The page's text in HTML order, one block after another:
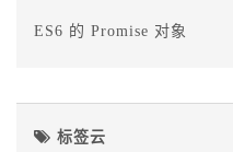
ES6 的 Promise 对象
标签云